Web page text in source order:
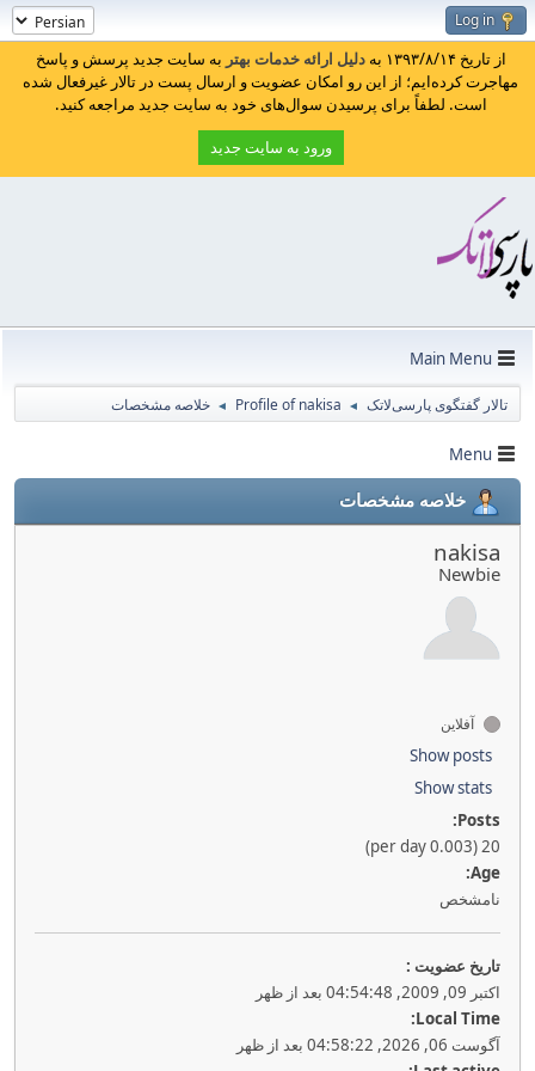
Log in
از تاریخ ۱۳۹۳/۸/۱۴ به دلیل ارائه خدمات بهتر به سایت جدید پرسش و پاسخ
مهاجرت کرده‌ایم؛ از این رو امکان عضویت و ارسال پست در تالار غیرفعال شده
است. لطفاً برای پرسیدن سوال‌های خود به سایت جدید مراجعه کنید.
ورود به سایت جدید
Main Menu
تالار گفتگوی پارسی‌لاتک ◄
Profile of nakisa
◄ خلاصه مشخصات
Menu
خلاصه مشخصات
nakisa
Newbie
آفلاین
Show posts
Show stats
Posts:
20 (0.003 per day)
Age:
نامشخص
تاريخ عضويت :
اکتبر 09, 2009, 04:54:48 بعد از ظهر
Local Time:
آگوست 06, 2026, 04:58:22 بعد از ظهر